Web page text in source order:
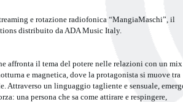
e rotazione radiofonica “MangiaMaschi”, il
distribuito da ADA Music Italy.
affronta il tema del potere nelle relazioni con un mix
e magnetica, dove la protagonista si muove tra
Attraverso un linguaggio tagliente e sensuale,
una persona che sa come attirare e respingere,